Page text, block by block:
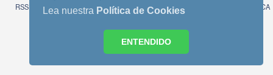
Lea nuestra Política de Cookies
ENTENDIDO
RSS WAP2 AVISO LEGAL POLITICA DE COOKIES
POLITICA
DE PRIVACIDAD